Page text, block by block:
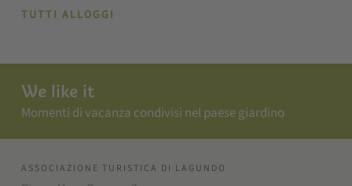
TUTTI ALLOGGI
We like it
Momenti di vacanza condivisi nel paese giardino
ASSOCIAZIONE TURISTICA DI LAGUNDO